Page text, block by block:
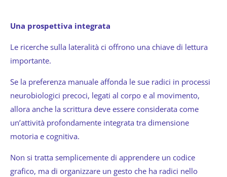
Una prospettiva integrata
Le ricerche sulla lateralità ci offrono una chiave di lettura
importante.
Se la preferenza manuale affonda le sue radici in processi
neurobiologici precoci, legati al corpo e al movimento,
allora anche la scrittura deve essere considerata come
un’attività profondamente integrata tra dimensione
motoria e cognitiva.
Non si tratta semplicemente di apprendere un codice
grafico, ma di organizzare un gesto che ha radici nello